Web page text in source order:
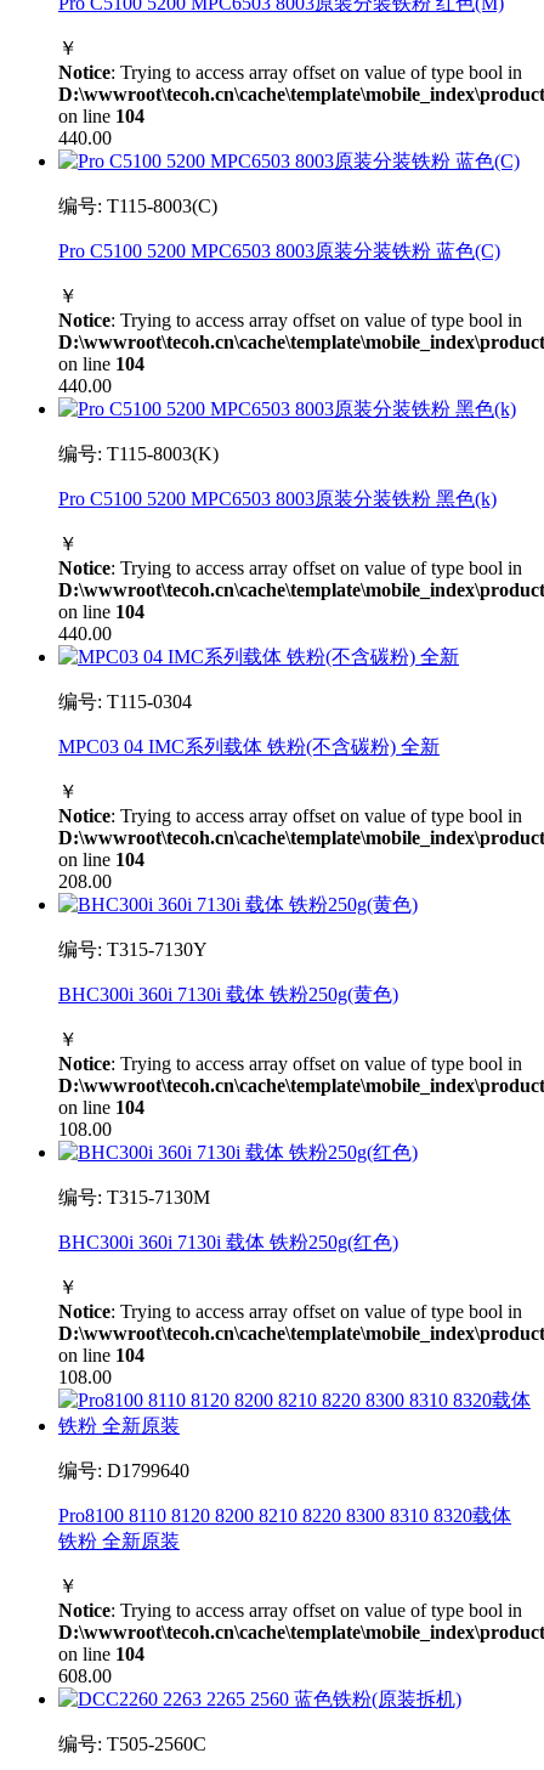
￥
Notice: Trying to access array offset on value of type bool in
on line 104
440.00
编号: T115-8003(C)
Pro C5100 5200 MPC6503 8003原装分装铁粉 蓝色(C)
￥
Notice: Trying to access array offset on value of type bool in
on line 104
440.00
编号: T115-8003(K)
Pro C5100 5200 MPC6503 8003原装分装铁粉 黑色(k)
￥
Notice: Trying to access array offset on value of type bool in
on line 104
440.00
编号: T115-0304
MPC03 04 IMC系列载体 铁粉(不含碳粉) 全新
￥
Notice: Trying to access array offset on value of type bool in
on line 104
208.00
编号: T315-7130Y
BHC300i 360i 7130i 载体 铁粉250g(黄色)
￥
Notice: Trying to access array offset on value of type bool in
on line 104
108.00
编号: T315-7130M
BHC300i 360i 7130i 载体 铁粉250g(红色)
￥
Notice: Trying to access array offset on value of type bool in
on line 104
108.00
编号: D1799640
Pro8100 8110 8120 8200 8210 8220 8300 8310 8320载体
铁粉 全新原装
￥
Notice: Trying to access array offset on value of type bool in
on line 104
608.00
编号: T505-2560C